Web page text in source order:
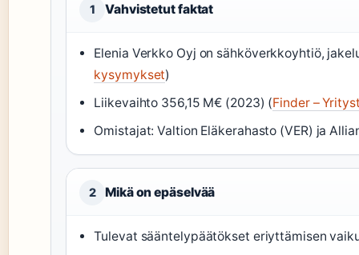
1 Vahvistetut faktat
Elenia Verkko Oyj on sähköverkkoyhtiö,
kysymykset)
Liikevaihto 356,15 M€ (2023) (Finder –
Omistajat: Valtion Eläkerahasto (VER) ja
2 Mikä on epäselvää
Tulevat sääntelypäätökset eriyttämisen